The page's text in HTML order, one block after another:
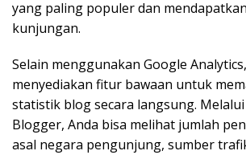
yang paling populer dan
kunjungan.
Selain menggunakan Google
menyediakan fitur bawaan untuk
statistik blog secara langsung.
Blogger, Anda bisa melihat jumlah
asal negara pengunjung, sumber